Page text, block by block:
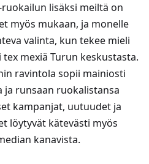
lisäksi meiltä on
myös mukaan, ja monelle
valinta, kun tekee mieli
mexiä Turun keskustasta.
ravintola sopii mainiosti
runsaan ruokalistansa
kampanjat, uutuudet ja
löytyvät kätevästi myös
kanavista.